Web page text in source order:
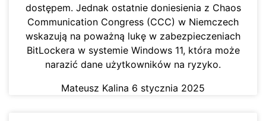
dostępem. Jednak ostatnie doniesienia z Chaos
Communication Congress (CCC) w Niemczech
wskazują na poważną lukę w zabezpieczeniach
BitLockera w systemie Windows 11, która może
narazić dane użytkowników na ryzyko.
Mateusz Kalina 6 stycznia 2025